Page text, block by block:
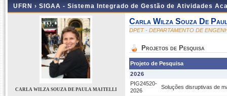
UFRN › SIGAA - Sistema Integrado de Gestão de Atividades
CARLA WILZA SOUZA DE PAULA MAITELLI
Carla Wilza Souza De
DPET - DEPARTAMENTO DE
Projetos de Pesquisa
Projeto de Pesquisa
2026
PIG24520-
2026
Soluções disruptivas de